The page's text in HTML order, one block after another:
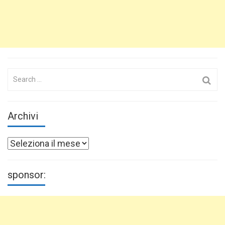
Search
Archivi
Archivi
sponsor: